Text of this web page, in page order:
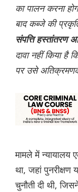
का पालन करना
बाद कब्जे की
संपत्ति हस्तांतरण
दावा नहीं किया है
पर उसे
मामले में न्यायालय
था, जहां
चुनौती दी थी,